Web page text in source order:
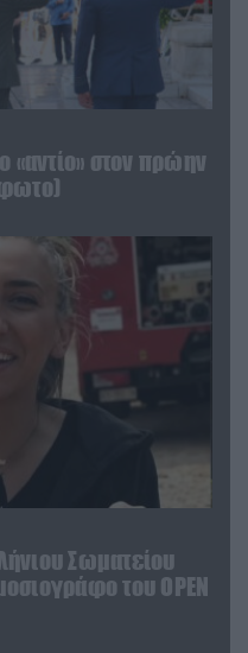
«αντίο» στον πρώην
Σωματείου
του OPEN